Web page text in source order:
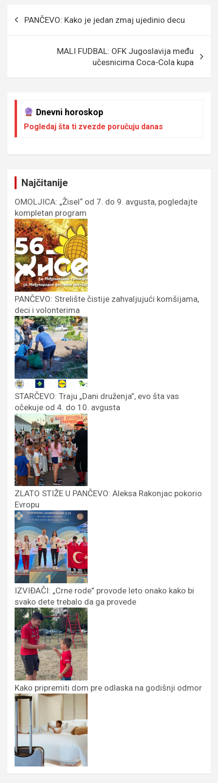
o
o
g
e
er
A
p
p
Кретање
чланка
PANČEVO: Kako je jedan zmaj ujedinio decu
MALI FUDBAL: OFK Jugoslavija među
učesnicima Coca-Cola kupa
Dnevni horoskop
Pogledaj šta ti zvezde poručuju danas
Najčitanije
OMOLJICA: „Žisel“ od 7. do 9. avgusta, pogledajte
kompletan program
PANČEVO: Strelište čistije zahvaljujući komšijama,
deci i volonterima
STARČEVO: Traju „Dani druženja”, evo šta vas
očekuje od 4. do 10. avgusta
ZLATO STIŽE U PANČEVO: Aleksa Rakonjac pokorio
Evropu
IZVIĐAČI: „Crne rode” provode leto onako kako bi
svako dete trebalo da ga provede
Kako pripremiti dom pre odlaska na godišnji odmor